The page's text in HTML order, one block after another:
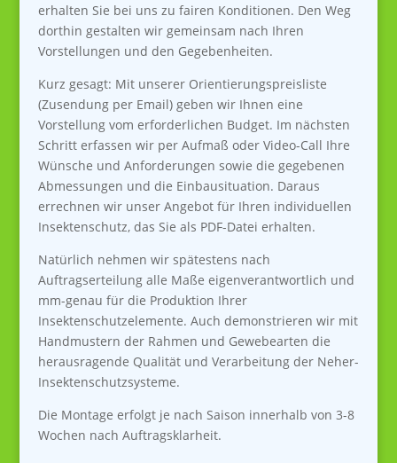
erhalten Sie bei uns zu fairen Konditionen. Den Weg
dorthin gestalten wir gemeinsam nach Ihren
Vorstellungen und den Gegebenheiten.
Kurz gesagt: Mit unserer Orientierungspreisliste
(Zusendung per Email) geben wir Ihnen eine
Vorstellung vom erforderlichen Budget. Im nächsten
Schritt erfassen wir per Aufmaß oder Video-Call Ihre
Wünsche und Anforderungen sowie die gegebenen
Abmessungen und die Einbausituation. Daraus
errechnen wir unser Angebot für Ihren individuellen
Insektenschutz, das Sie als PDF-Datei erhalten.
Natürlich nehmen wir spätestens nach
Auftragserteilung alle Maße eigenverantwortlich und
mm-genau für die Produktion Ihrer
Insektenschutzelemente. Auch demonstrieren wir mit
Handmustern der Rahmen und Gewebearten die
herausragende Qualität und Verarbeitung der Neher-
Insektenschutzsysteme.
Die Montage erfolgt je nach Saison innerhalb von 3-8
Wochen nach Auftragsklarheit.